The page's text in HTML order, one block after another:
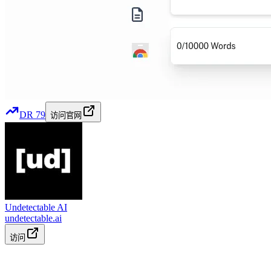
DR 79 访问官网
Undetectable AI
undetectable.ai
访问